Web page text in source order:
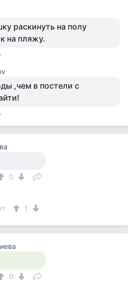
раскинуть на полу
на пляжу.
,чем в постели с
0
1
0